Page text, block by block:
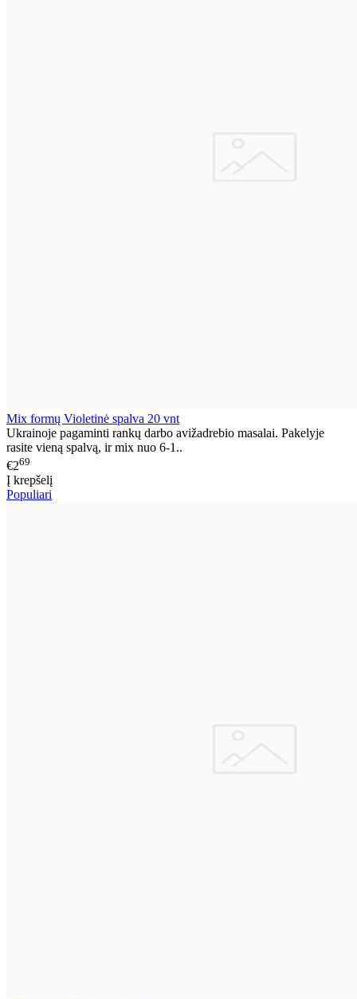
Mix formų Violetinė spalva 20 vnt
Ukrainoje pagaminti rankų darbo avižadrebio masalai. Pakelyje
rasite vieną spalvą, ir mix nuo 6-1..
€269
Į krepšelį
Populiari